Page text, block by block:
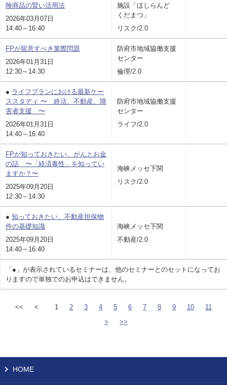
「●」が表示されているセミナーは、他のセミナーとのセットになってお
りますので単独でのお申込はできません。
険商品の賢い活用法
2026年03月07日
14:40～16:40
施設「ほしらんど
くだまつ」
リスク/2.0
FPが留意すべき業際問題
2026年01月31日
12:30～14:30
防府市地域協働支援
センター
倫理/2.0
● ライフプランにおける最新ケー
ススタディ 〜 終活、不動産、障
害者支援 〜
2026年01月31日
14:40～16:40
防府市地域協働支援
センター
ライフ/2.0
FPが知っておきたい、がんとお金
の話 〜「経済毒性」を知ってい
ますか？〜
2025年09月20日
12:30～14:30
海峡メッセ下関
リスク/2.0
● 知っておきたい、不動産担保物
件の基礎知識
2025年09月20日
14:40～16:40
海峡メッセ下関
不動産/2.0
<< < 1 2 3 4 5 6 7 8 9 10
11
>
>>
HOME